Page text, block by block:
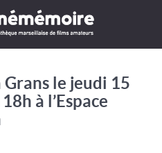
le jeudi 15
à l’Espace